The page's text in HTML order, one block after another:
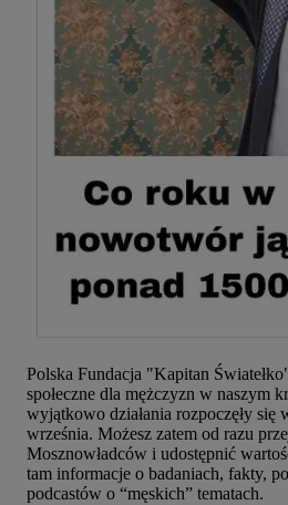
Polska Fundacja "Kapitan
społeczne dla mężczyzn w naszym
wyjątkowo działania rozpoczęły się
września. Możesz zatem od razu
Mosznowładców i udostępnić
tam informacje o badaniach, fakty,
podcastów o “męskich” tematach.